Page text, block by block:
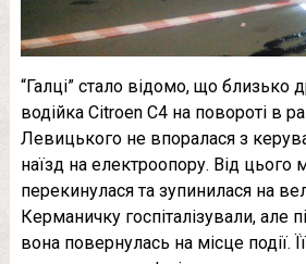
“Галці” стало відомо, що близько
водійка Citroen С4 на повороті в
Левицького не впоралася з
наїзд на електроопору. Від цього
перекинулася та зупинилася на
Керманичку госпіталізували, але
вона повернулась на місце події.